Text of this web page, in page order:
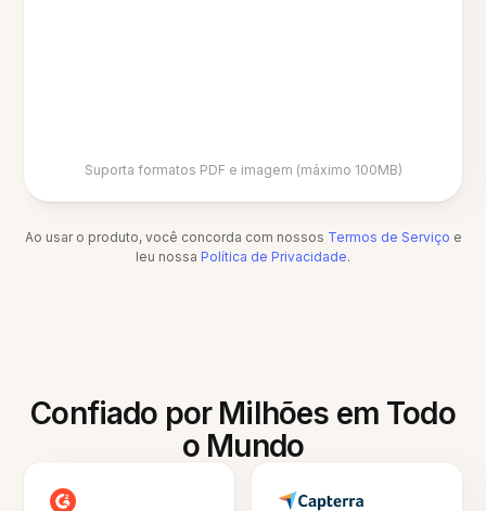
Suporta formatos PDF e imagem (máximo 100MB)
Ao usar o produto, você concorda com nossos Termos de Serviço e
leu nossa Política de Privacidade.
Confiado por Milhões em Todo
o Mundo